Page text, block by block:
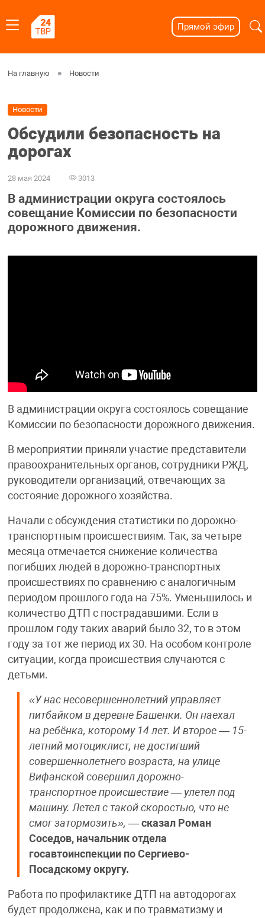
Прямой эфир
На главную Новости
Новости
Обсудили безопасность на
дорогах
28 мая 2024 3013
В администрации округа состоялось
совещание Комиссии по безопасности
дорожного движения.
В администрации округа состоялось совещание
Комиссии по безопасности дорожного движения.
В мероприятии приняли участие представители
правоохранительных органов, сотрудники РЖД,
руководители организаций, отвечающих за
состояние дорожного хозяйства.
Начали с обсуждения статистики по дорожно-
транспортным происшествиям. Так, за четыре
месяца отмечается снижение количества
погибших людей в дорожно-транспортных
происшествиях по сравнению с аналогичным
периодом прошлого года на 75%. Уменьшилось и
количество ДТП с пострадавшими. Если в
прошлом году таких аварий было 32, то в этом
году за тот же период их 30. На особом контроле
ситуации, когда происшествия случаются с
детьми.
«У нас несовершеннолетний управляет
питбайком в деревне Башенки. Он наехал
на ребёнка, которому 14 лет. И второе — 15-
летний мотоциклист, не достигший
совершеннолетнего возраста, на улице
Вифанской совершил дорожно-
транспортное происшествие — улетел под
машину. Летел с такой скоростью, что не
смог затормозить», — сказал Роман
Соседов, начальник отдела
госавтоинспекции по Сергиево-
Посадскому округу.
Работа по профилактике ДТП на автодорогах
будет продолжена, как и по травматизму и